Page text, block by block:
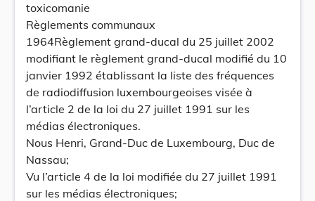
toxicomanie
Règlements communaux
1964Règlement grand-ducal du 25 juillet 2002
modifiant le règlement grand-ducal modifié du 10
janvier 1992 établissant la liste des fréquences
de radiodiffusion luxembourgeoises visée à
l’article 2 de la loi du 27 juillet 1991 sur les
médias électroniques.
Nous Henri, Grand-Duc de Luxembourg, Duc de
Nassau;
Vu l’article 4 de la loi modifiée du 27 juillet 1991
sur les médias électroniques;